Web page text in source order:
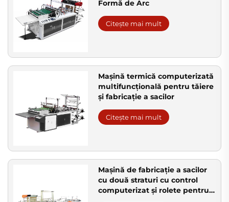
Formă de Arc
Citește mai mult
Mașină termică computerizată
multifuncțională pentru tăiere
și fabricație a sacilor
Citește mai mult
Mașină de fabricație a sacilor
cu două straturi cu control
computerizat și rolete pentru